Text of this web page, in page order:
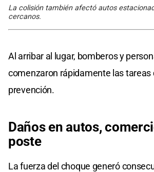
La colisión también afectó autos
cercanos.
Al arribar al lugar, bomberos y
comenzaron rápidamente las tareas
prevención.
Daños en autos,
poste
La fuerza del choque generó